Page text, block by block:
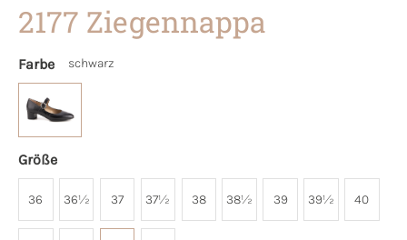
2177 Ziegennappa
Farbe schwarz
Größe
36 36½ 37 37½ 38 38½ 39 39½ 40